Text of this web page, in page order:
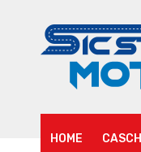
HOME CASCHI